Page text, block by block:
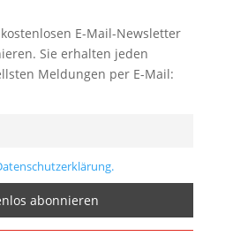
E-Mail-Newsletter
Sie erhalten jeden
Meldungen per E-Mail: